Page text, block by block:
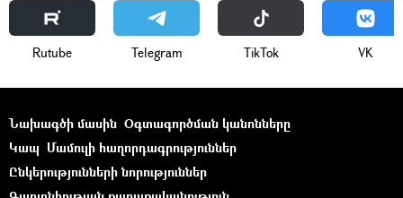
Rutube Telegram ТikТоk VK
Նախագծի մասին Օգտագործման կանոնները
Կապ Մամուլի հաղորդագրություններ
Ընկերությունների նորություններ